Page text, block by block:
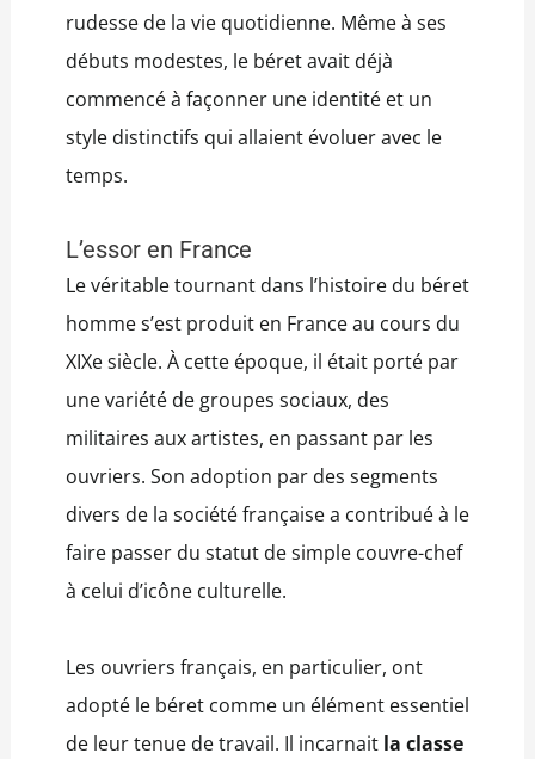
rudesse de la vie quotidienne. Même à ses
débuts modestes, le béret avait déjà
commencé à façonner une identité et un
style distinctifs qui allaient évoluer avec le
temps.
L’essor en France
Le véritable tournant dans l’histoire du béret
homme s’est produit en France au cours du
XIXe siècle. À cette époque, il était porté par
une variété de groupes sociaux, des
militaires aux artistes, en passant par les
ouvriers. Son adoption par des segments
divers de la société française a contribué à le
faire passer du statut de simple couvre-chef
à celui d’icône culturelle.
Les ouvriers français, en particulier, ont
adopté le béret comme un élément essentiel
de leur tenue de travail. Il incarnait la classe